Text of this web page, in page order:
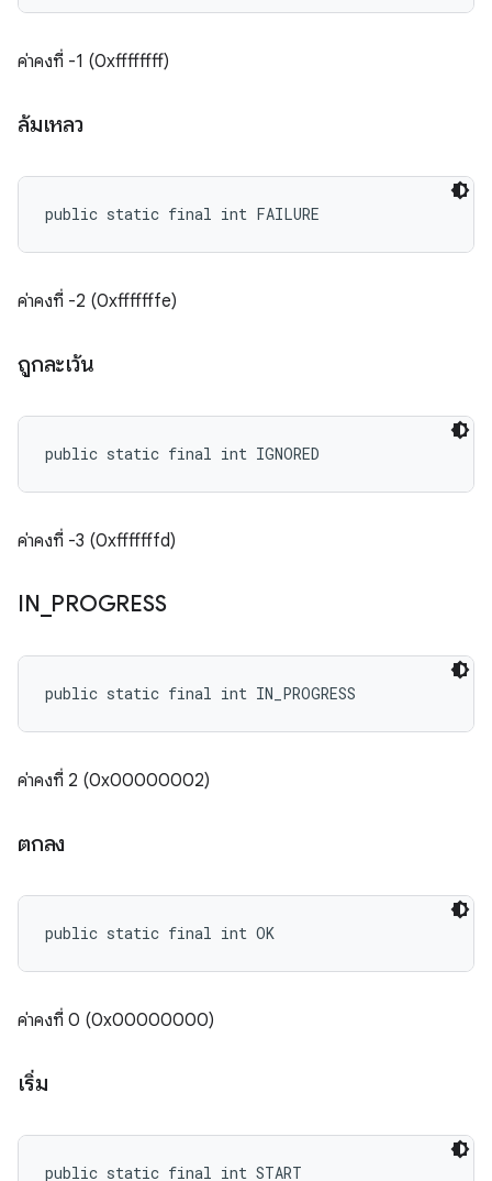
ค่าคงที่ -1 (0xffffffff)
ล้มเหลว
public static final int FAILURE
ค่าคงที่ -2 (0xfffffffe)
ถูกละเว้น
public static final int IGNORED
ค่าคงที่ -3 (0xfffffffd)
IN PROGRESS
public static final int IN_PROGRESS
ค่าคงที่ 2 (0x00000002)
ตกลง
public static final int OK
ค่าคงที่ 0 (0x00000000)
เริ่ม
public static final int START